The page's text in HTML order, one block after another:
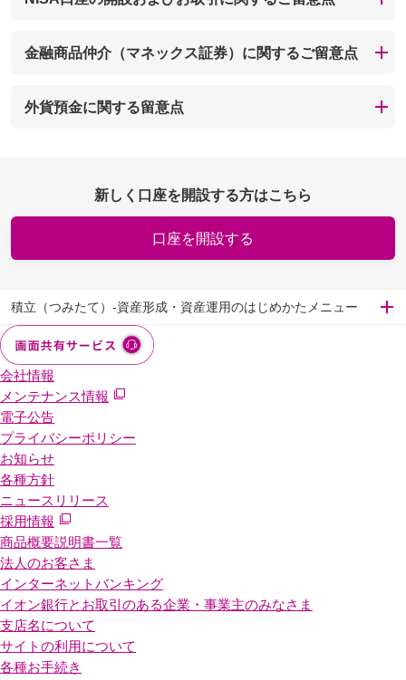
金融商品仲介（マネックス証券）に関するご留意点
外貨預金に関する留意点
新しく口座を開設する方はこちら
口座を開設する
積立（つみたて）-資産形成・資産運用のはじめかたメニュー
会社情報
メンテナンス情報
電子公告
プライバシーポリシー
お知らせ
各種方針
ニュースリリース
採用情報
商品概要説明書一覧
法人のお客さま
インターネットバンキング
イオン銀行とお取引のある企業・事業主のみなさま
支店名について
サイトの利用について
各種お手続き